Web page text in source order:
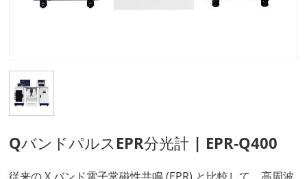
QバンドパルスEPR分光計 | EPR-Q400